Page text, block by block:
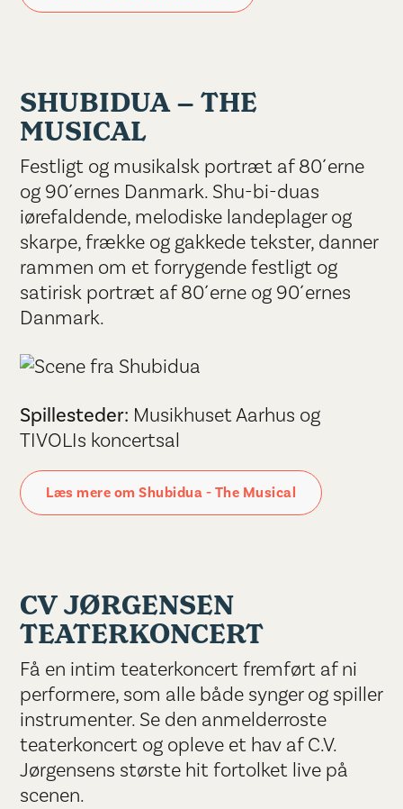
SHUBIDUA – THE
MUSICAL
Festligt og musikalsk portræt af 80´erne
og 90´ernes Danmark. Shu-bi-duas
iørefaldende, melodiske landeplager og
skarpe, frække og gakkede tekster, danner
rammen om et forrygende festligt og
satirisk portræt af 80´erne og 90´ernes
Danmark.
Spillesteder: Musikhuset Aarhus og
TIVOLIs koncertsal
Læs mere om Shubidua - The Musical
CV JØRGENSEN
TEATERKONCERT
Få en intim teaterkoncert fremført af ni
performere, som alle både synger og spiller
instrumenter. Se den anmelderroste
teaterkoncert og opleve et hav af C.V.
Jørgensens største hit fortolket live på
scenen.